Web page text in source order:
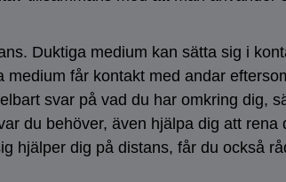
Duktiga medium kan sätta sig i
får kontakt med andar
svar på vad du har omkring dig,
du behöver, även hjälpa dig att
hjälper dig på distans, får du också